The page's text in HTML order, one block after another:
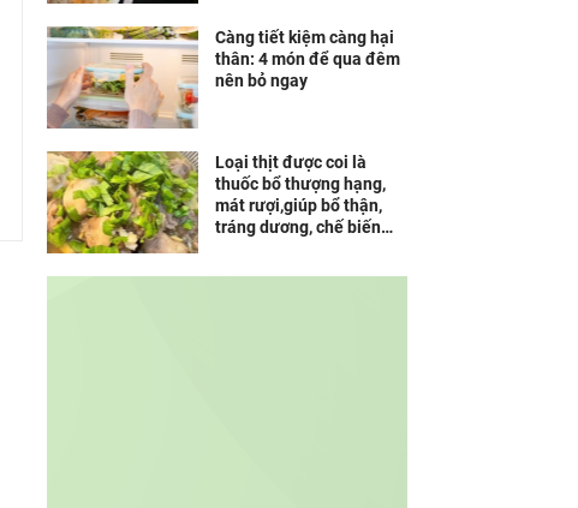
Càng tiết kiệm càng hại
thân: 4 món để qua đêm
nên bỏ ngay
Loại thịt được coi là
thuốc bổ thượng hạng,
mát rượi,giúp bổ thận,
tráng dương, chế biến